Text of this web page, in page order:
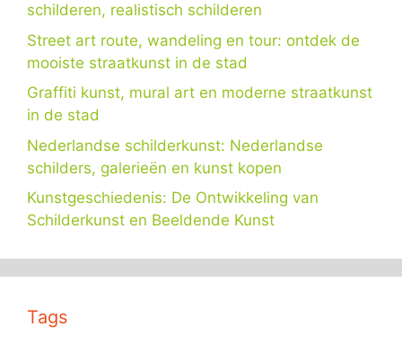
schilderen, realistisch schilderen
Street art route, wandeling en tour: ontdek de
mooiste straatkunst in de stad
Graffiti kunst, mural art en moderne straatkunst
in de stad
Nederlandse schilderkunst: Nederlandse
schilders, galerieën en kunst kopen
Kunstgeschiedenis: De Ontwikkeling van
Schilderkunst en Beeldende Kunst
Tags